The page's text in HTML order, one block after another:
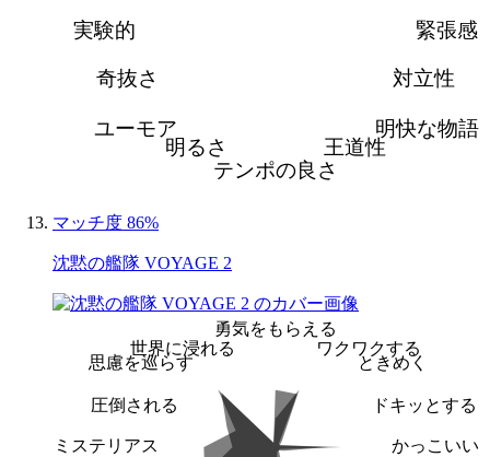
緊張感
対立性
明快な物語
王道性
テンポの良さ
明るさ
ユーモア
奇抜さ
実験的
マッチ度 86%
沈黙の艦隊 VOYAGE 2
勇気をもらえる
ワクワクする
ときめく
ドキッとする
かっこいい
ミステリアス
圧倒される
思慮を巡らす
世界に浸れる